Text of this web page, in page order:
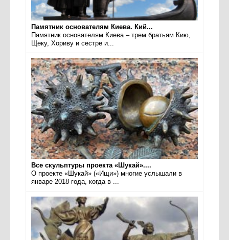
Памятник основателям Киева. Кий...
Памятник основателям Киева – трем братьям Кию,
Щеку, Хориву и сестре и...
Все скульптуры проекта «Шукай»....
О проекте «Шукай» («Ищи») многие услышали в
январе 2018 года, когда в ...